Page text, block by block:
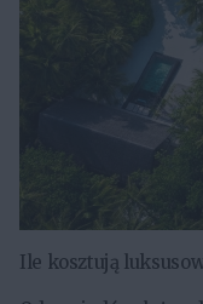
Ile kosztują